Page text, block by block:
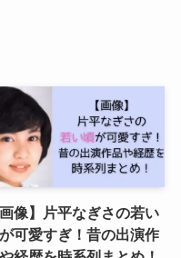
画像】片平なぎさの若い
可愛すぎ！昔の出演作